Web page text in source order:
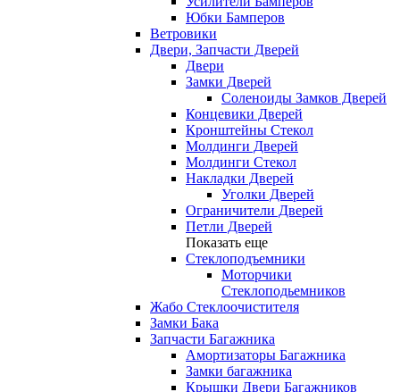
Юбки Бамперов
Ветровики
Двери, Запчасти Дверей
Двери
Замки Дверей
Соленоиды Замков Дверей
Концевики Дверей
Кронштейны Стекол
Молдинги Дверей
Молдинги Стекол
Накладки Дверей
Уголки Дверей
Ограничители Дверей
Петли Дверей
Показать еще
Стеклоподъемники
Моторчики
Стеклоподьемников
Жабо Стеклоочистителя
Замки Бака
Запчасти Багажника
Амортизаторы Багажника
Замки багажника
Крышки Двери Багажников